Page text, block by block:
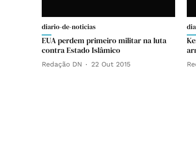
diario-de-noticias
EUA perdem primeiro militar na luta
contra Estado Islâmico
Redação DN 22 Out 2015